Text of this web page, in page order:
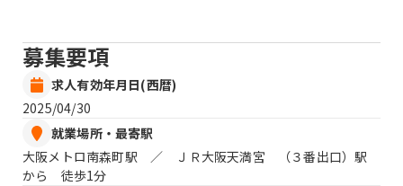
募集要項
求人有効年月日(西暦)
2025/04/30
就業場所・最寄駅
大阪メトロ南森町駅 ／ ＪＲ大阪天満宮 （３番出口）駅
から 徒歩1分